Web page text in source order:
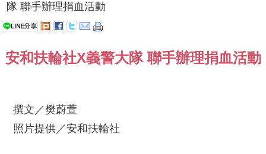
隊 聯手辦理捐血活動
安和扶輪社X義警大隊 聯手辦理捐血活動
撰文／樊蔚萱
照片提供／安和扶輪社